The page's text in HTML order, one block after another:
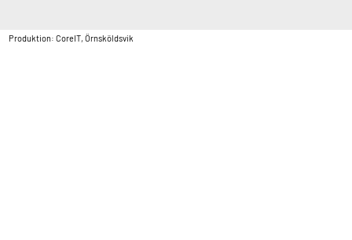
Produktion: CoreIT, Örnsköldsvik